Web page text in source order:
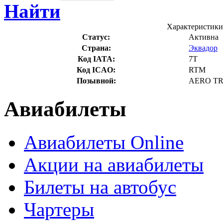
Найти
Статус:
Активна
Страна:
Эквадор
Код IATA:
7T
Код ICAO:
RTM
Позывной:
AERO
Авиабилеты
Авиабилеты Online
Акции на авиабилеты
Билеты на автобус
Чартеры